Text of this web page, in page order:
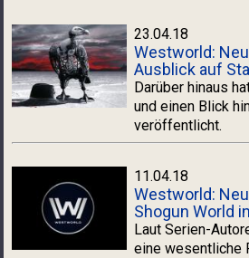
23.04.18
Westworld:
Ausblick auf
Darüber hinaus
und einen Blick
veröffentlicht.
11.04.18
Westworld:
Shogun World
Laut Serien-
eine wesentliche